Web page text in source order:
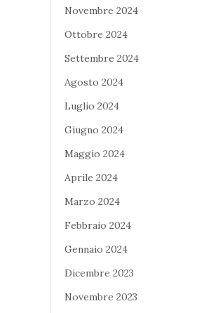
Novembre 2024
Ottobre 2024
Settembre 2024
Agosto 2024
Luglio 2024
Giugno 2024
Maggio 2024
Aprile 2024
Marzo 2024
Febbraio 2024
Gennaio 2024
Dicembre 2023
Novembre 2023